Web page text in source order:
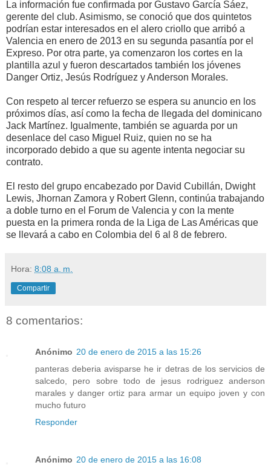
La información fue confirmada por Gustavo García Sáez,
gerente del club. Asimismo, se conoció que dos quintetos
podrían estar interesados en el alero criollo que arribó a
Valencia en enero de 2013 en su segunda pasantía por el
Expreso. Por otra parte, ya comenzaron los cortes en la
plantilla azul y fueron descartados también los jóvenes
Danger Ortiz, Jesús Rodríguez y Anderson Morales.
Con respeto al tercer refuerzo se espera su anuncio en los
próximos días, así como la fecha de llegada del dominicano
Jack Martínez. Igualmente, también se aguarda por un
desenlace del caso Miguel Ruiz, quien no se ha
incorporado debido a que su agente intenta negociar su
contrato.
El resto del grupo encabezado por David Cubillán, Dwight
Lewis, Jhornan Zamora y Robert Glenn, continúa trabajando
a doble turno en el Forum de Valencia y con la mente
puesta en la primera ronda de la Liga de Las Américas que
se llevará a cabo en Colombia del 6 al 8 de febrero.
Hora: 8:08 a. m.
Compartir
8 comentarios:
Anónimo 20 de enero de 2015 a las 15:26
panteras deberia avisparse he ir detras de los servicios de
salcedo, pero sobre todo de jesus rodriguez anderson
marales y danger ortiz para armar un equipo joven y con
mucho futuro
Responder
Anónimo 20 de enero de 2015 a las 16:08